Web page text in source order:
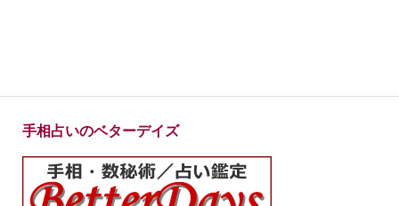
手相占いのベターデイズ